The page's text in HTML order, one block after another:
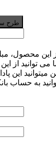
طرح
توانید از
میتوانید این